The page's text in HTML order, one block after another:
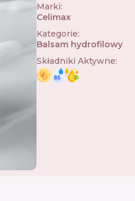
Marki:
Celimax
Kategorie:
Balsam hydrofilowy
Składniki Aktywne: